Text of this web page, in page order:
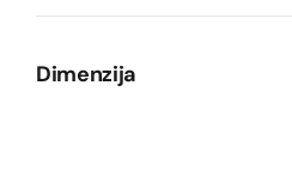
Dimenzija